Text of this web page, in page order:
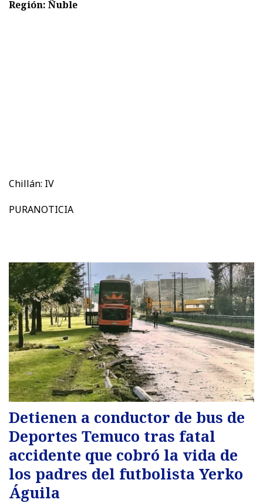
Región: Ñuble
Chillán: IV
PURANOTICIA
Detienen a conductor de bus de
Deportes Temuco tras fatal
accidente que cobró la vida de
los padres del futbolista Yerko
Águila